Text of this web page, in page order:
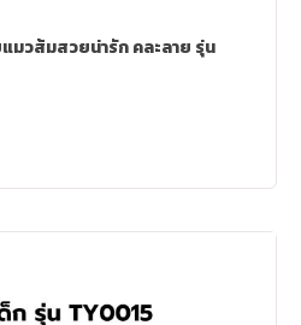
วยน่ารัก คละลาย รุ่น